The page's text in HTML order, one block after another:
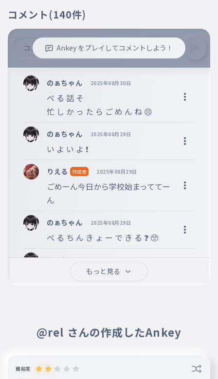
コメント (140件)
Ankey をプレイしてコメントしよう！
※コメントするには、ログインが必要です。
のぁちゃん 2025年08月30日
べ る 話 そ
忙 し か っ た ら ご め ん ね 😣
のぁちゃん 2025年08月29日
い よ い よ ❗
りえる 作成者 2025年08月29日
ごめーん今日から学校始まっててー
ん
のぁちゃん 2025年08月29日
べ る ち ん き ょ ー で き る ❓ 🥺
のぁちゃん 2025年08月29日
た ら そ の 子 た ち に も 伝 え に 行
く し あ い つ ら の ふ れ ん ど も 切
な い っ し ょ
もっと見る
@rel さんの作成したAnkey
難易度